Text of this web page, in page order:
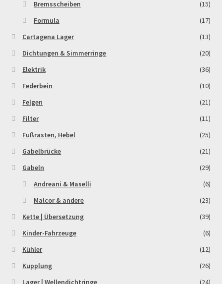
My Profile
Newsletter
Order Confirmation
Pitbike Junior
Pitbike-Training
TOPstrecken
POLITICA DE COOKIES
Rennserien-Veranstalter
Bremsscheiben
(15)
Formula
(17)
Cartagena Lager
(13)
Dichtungen & Simmerringe
(20)
Elektrik
(36)
Federbein
(10)
Felgen
(21)
Filter
(11)
Fußrasten, Hebel
(25)
Gabelbrücke
(21)
Gabeln
(29)
Andreani & Maselli
(6)
Malcor & andere
(23)
Kette | Übersetzung
(39)
Kinder-Fahrzeuge
(6)
Kühler
(12)
Kupplung
(26)
Lager | Wellendichtringe
(24)